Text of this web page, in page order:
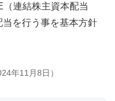
連結株主資本配当
を行う事を基本方針
年11月8日）